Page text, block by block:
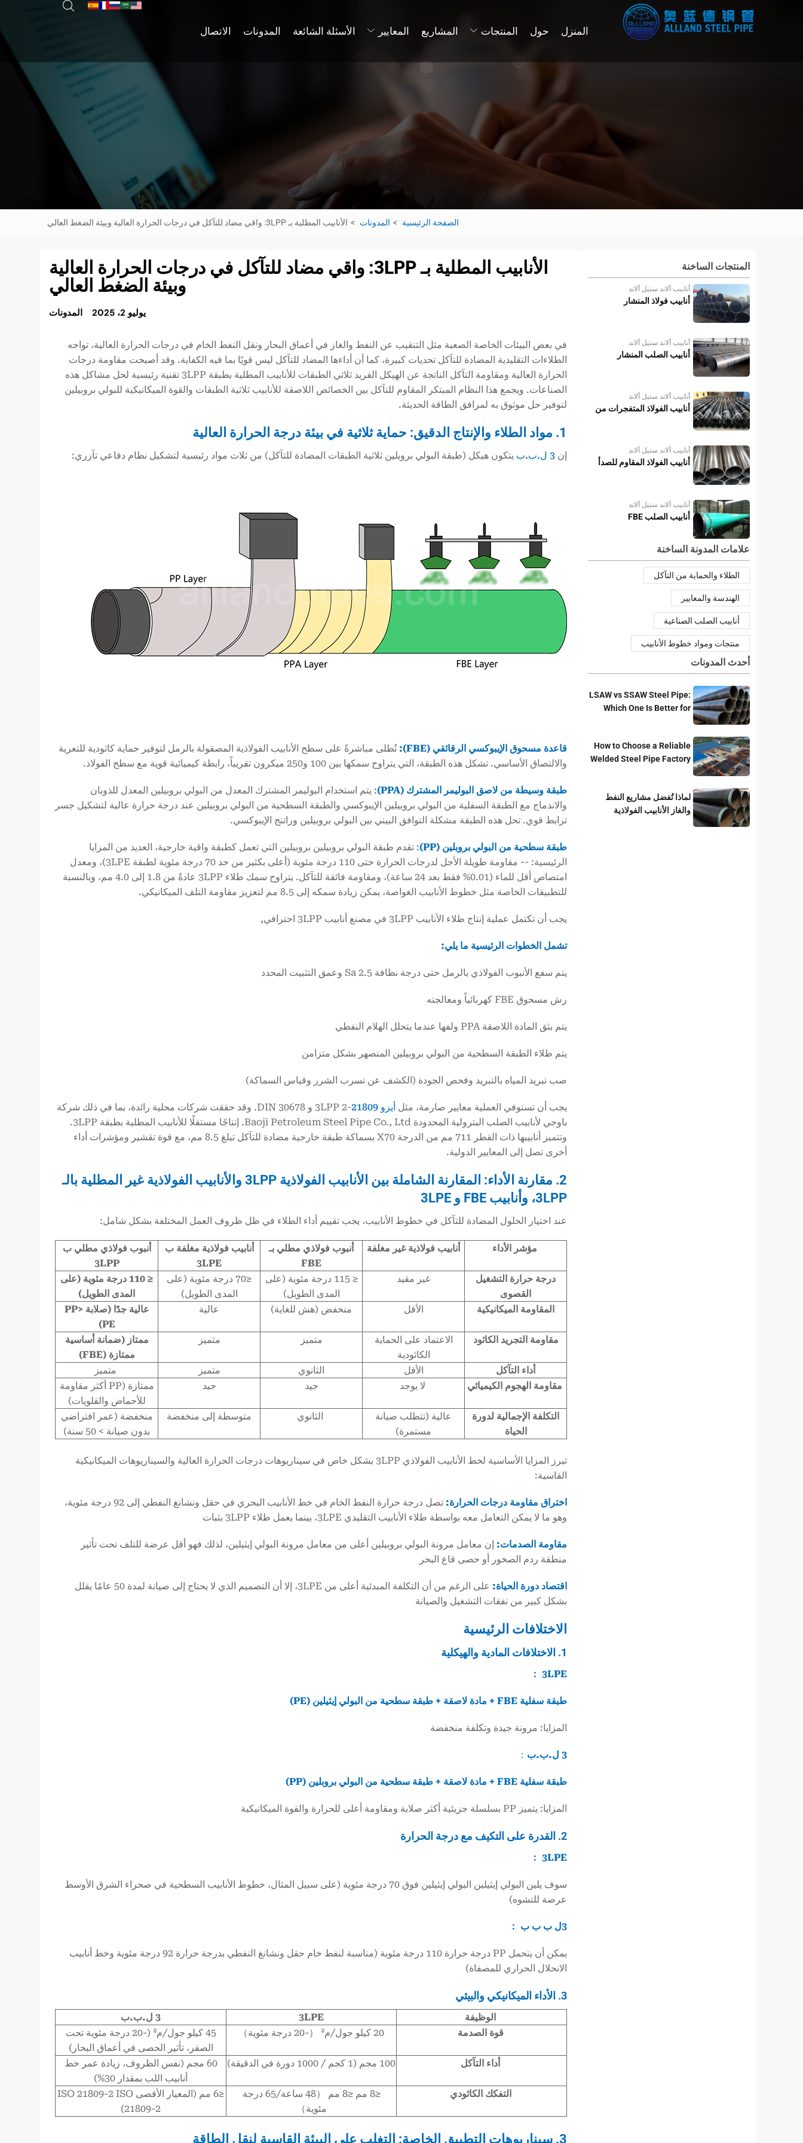
المنزل حول المنتجات المشاريع المعايير الأسئلة الشائعة المدونات الاتصال
الصفحة الرئيسية المدونات الأنابيب المطلية بـ 3LPP: واقي مضاد للتآكل في درجات الحرارة العالية وبيئة الضغط العالي
المنتجات الساخنة
أنابيب ألاند ستيل ألاند
أنابيب فولاذ المنشار
أنابيب ألاند ستيل ألاند
أنابيب الصلب المنشار
أنابيب ألاند ستيل ألاند
أنابيب الفولاذ المتفجرات من
أنابيب ألاند ستيل ألاند
أنابيب الفولاذ المقاوم للصدأ
أنابيب ألاند ستيل ألاند
أنابيب الصلب FBE
علامات المدونة الساخنة
الطلاء والحماية من التآكل
الهندسة والمعايير
أنابيب الصلب الصناعية
منتجات ومواد خطوط الأنابيب
أحدث المدونات
LSAW vs SSAW Steel Pipe:
Which One Is Better for
How to Choose a Reliable
Welded Steel Pipe Factory
لماذا تُفضل مشاريع النفط
والغاز الأنابيب الفولاذية
الأنابيب المطلية بـ 3LPP: واقي مضاد للتآكل في درجات الحرارة العالية
وبيئة الضغط العالي
يوليو 2، 2025 المدونات
في بعض البيئات الخاصة الصعبة مثل التنقيب عن النفط والغاز في أعماق البحار ونقل النفط الخام في درجات الحرارة العالية، تواجه
الطلاءات التقليدية المضادة للتآكل تحديات كبيرة، كما أن أداءها المضاد للتآكل ليس قويًا بما فيه الكفاية. وقد أصبحت مقاومة درجات
الحرارة العالية ومقاومة التآكل الناتجة عن الهيكل الفريد ثلاثي الطبقات للأنابيب المطلية بطبقة 3LPP تقنية رئيسية لحل مشاكل هذه
الصناعات. ويجمع هذا النظام المبتكر المقاوم للتآكل بين الخصائص اللاصقة للأنابيب ثلاثية الطبقات والقوة الميكانيكية للبولي بروبيلين
لتوفير حل موثوق به لمرافق الطاقة الحديثة.
1. مواد الطلاء والإنتاج الدقيق: حماية ثلاثية في بيئة درجة الحرارة العالية
إن 3 ل.ب.ب يتكون هيكل (طبقة البولي بروبلين ثلاثية الطبقات المضادة للتآكل) من ثلاث مواد رئيسية لتشكيل نظام دفاعي تآزري:
قاعدة مسحوق الإيبوكسي الرقائقي (FBE):
تُطلى مباشرةً على سطح الأنابيب الفولاذية المصقولة بالرمل لتوفير حماية كاثودية للتعرية
والالتصاق الأساسي. تشكل هذه الطبقة، التي يتراوح سمكها بين 100 و250 ميكرون تقريباً، رابطة كيميائية قوية مع سطح الفولاذ.
طبقة وسيطة من لاصق البوليمر المشترك (PPA) : يتم استخدام البوليمر المشترك المعدل من البولي بروبيلين المعدل للذوبان
والاندماج مع الطبقة السفلية من البولي بروبيلين الإيبوكسي والطبقة السطحية من البولي بروبيلين عند درجة حرارة عالية لتشكيل جسر
ترابط قوي. تحل هذه الطبقة مشكلة التوافق البيني بين البولي بروبيلين وراتنج الإيبوكسي.
طبقة سطحية من البولي بروبلين (PP) : تقدم طبقة البولي بروبيلين بروبيلين التي تعمل كطبقة واقية خارجية، العديد من المزايا
الرئيسية: -- مقاومة طويلة الأجل لدرجات الحرارة حتى 110 درجة مئوية (أعلى بكثير من حد 70 درجة مئوية لطبقة 3LPE)، ومعدل
امتصاص أقل للماء (0.01% فقط بعد 24 ساعة)، ومقاومة فائقة للتآكل. يتراوح سمك طلاء 3LPP عادةً من 1.8 إلى 4.0 مم، وبالنسبة
للتطبيقات الخاصة مثل خطوط الأنابيب الغواصة، يمكن زيادة سمكه إلى 8.5 مم لتعزيز مقاومة التلف الميكانيكي.
يجب أن تكتمل عملية إنتاج طلاء الأنابيب 3LPP في مصنع أنابيب 3LPP احترافي,
تشمل الخطوات الرئيسية ما يلي:
يتم سفع الأنبوب الفولاذي بالرمل حتى درجة نظافة Sa 2.5 وعمق التثبيت المحدد
رش مسحوق FBE كهربائياً ومعالجته
يتم بثق المادة اللاصقة PPA ولفها عندما يتحلل الهلام النفطي
يتم طلاء الطبقة السطحية من البولي بروبيلين المنصهر بشكل متزامن
صب تبريد المياه بالتبريد وفحص الجودة (الكشف عن تسرب الشرر وقياس السماكة)
يجب أن تستوفي العملية معايير صارمة، مثل أيزو 21809
-2 3LPP و DIN 30678. وقد حققت شركات محلية رائدة، بما في ذلك شركة
باوجي لأنابيب الصلب البترولية المحدودة Baoji Petroleum Steel Pipe Co., Ltd. إنتاجًا مستقلًا للأنابيب المطلية بطبقة 3LPP.
وتتميز أنابيبها ذات القطر 711 مم من الدرجة X70 بسماكة طبقة خارجية مضادة للتآكل تبلغ 8.5 مم، مع قوة تقشير ومؤشرات أداء
أخرى تصل إلى المعايير الدولية.
2. مقارنة الأداء: المقارنة الشاملة بين الأنابيب الفولاذية 3LPP والأنابيب الفولاذية غير المطلية بالـ
3LPP، وأنابيب FBE و 3LPE
عند اختيار الحلول المضادة للتآكل في خطوط الأنابيب، يجب تقييم أداء الطلاء في ظل ظروف العمل المختلفة بشكل شامل:
مؤشر الأداء أنابيب فولاذية غير مغلفة
أنبوب فولاذي مطلي بـ
FBE
أنابيب فولاذية مغلفة ب
3LPE
أنبوب فولاذي مطلي ب
3LPP
درجة حرارة التشغيل
القصوى
غير مقيد
≤ 115 درجة مئوية (على
المدى الطويل)
≤70 درجة مئوية (على
المدى الطويل)
≤ 110 درجة مئوية (على
المدى الطويل)
المقاومة الميكانيكية
الأقل منخفض (هش للغاية) عالية
عالية جدًا (صلابة PP>
PE)
مقاومة التجريد الكاثود
الاعتماد على الحماية
الكاثودية
متميز متميز
ممتاز (ضمانة أساسية
ممتازة (FBE)
أداء التآكل
الأقل الثانوي متميز
متميز
مقاومة الهجوم الكيميائي
لا يوجد جيد جيد
ممتازة (PP أكثر مقاومة
للأحماض والقلويات)
التكلفة الإجمالية لدورة
الحياة
عالية (تتطلب صيانة
مستمرة)
الثانوي متوسطة إلى منخفضة
منخفضة (عمر افتراضي
بدون صيانة > 50 سنة)
تبرز المزايا الأساسية لخط الأنابيب الفولاذي 3LPP بشكل خاص في سيناريوهات درجات الحرارة العالية والسيناريوهات الميكانيكية
القاسية:
اختراق مقاومة درجات الحرارة:
تصل درجة حرارة النفط الخام في خط الأنابيب البحري في حقل ونشانغ النفطي إلى 92 درجة مئوية،
وهو ما لا يمكن التعامل معه بواسطة طلاء الأنابيب التقليدي 3LPE، بينما يعمل طلاء 3LPP بثبات
مقاومة الصدمات: إن معامل مرونة البولي بروبيلين أعلى من معامل مرونة البولي إيثيلين، لذلك فهو أقل عرضة للتلف تحت تأثير
منطقة ردم الصخور أو حصى قاع البحر
اقتصاد دورة الحياة:
على الرغم من أن التكلفة المبدئية أعلى من 3LPE، إلا أن التصميم الذي لا يحتاج إلى صيانة لمدة 50 عامًا يقلل
بشكل كبير من نفقات التشغيل والصيانة
الاختلافات الرئيسية
1. الاختلافات المادية والهيكلية
3LPE ：
طبقة سفلية FBE + مادة لاصقة + طبقة سطحية من البولي إيثيلين (PE)
المزايا: مرونة جيدة وتكلفة منخفضة
3 ل.ب.ب ：
طبقة سفلية FBE + مادة لاصقة + طبقة سطحية من البولي بروبلين (PP)
المزايا: يتميز PP بسلسلة جزيئية أكثر صلابة ومقاومة أعلى للحرارة والقوة الميكانيكية
2. القدرة على التكيف مع درجة الحرارة
3LPE ：
سوف يلين البولي إيثيلين البولي إيثيلين فوق 70 درجة مئوية (على سبيل المثال، خطوط الأنابيب السطحية في صحراء الشرق الأوسط
عرضة للتشوه)
3ل ب ب ب ：
يمكن أن يتحمل PP درجة حرارة 110 درجة مئوية (مناسبة لنفط خام حقل ونشانغ النفطي بدرجة حرارة 92 درجة مئوية وخط أنابيب
الانحلال الحراري للمصفاة)
3. الأداء الميكانيكي والبيئي
الوظيفة 3LPE
3 ل.ب.ب
قوة الصدمة
20 كيلو جول/م² （-20 درجة مئوية）
45 كيلو جول/م² (-20 درجة مئوية تحت
الصفر، تأثير الحصى في أعماق البحار)
أداء التآكل
100 مجم (1 كجم / 1000 دورة في الدقيقة)
60 مجم (نفس الظروف، زيادة عمر خط
أنابيب اللب بمقدار 30%)
التفكك الكاثودي
≤8 مم ≤8 مم （48 ساعة/65 درجة
مئوية）
≤6 مم (المعيار الأقصى ISO 21809-2 ISO
21809-2)
3. سيناريوهات التطبيق الخاصة: التغلب على البيئة القاسية لنقل الطاقة